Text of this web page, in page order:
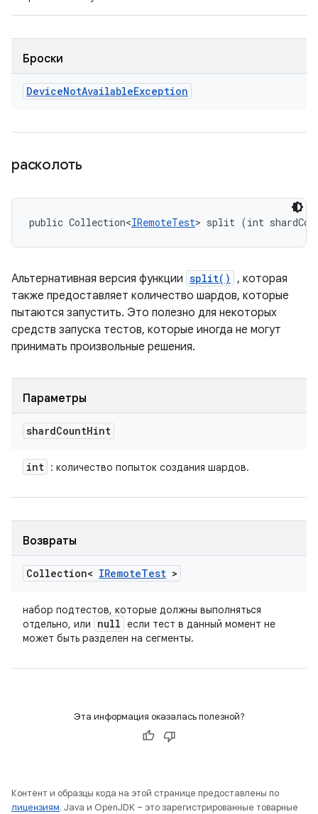
Броски
DeviceNotAvailableException
расколоть
public Collection<IRemoteTest> split (int
Альтернативная версия функции split() , которая
также предоставляет количество шардов, которые
пытаются запустить. Это полезно для некоторых
средств запуска тестов, которые иногда не могут
принимать произвольные решения.
Параметры
shardCountHint
int : количество попыток создания шардов.
Возвраты
Collection< IRemoteTest >
набор подтестов, которые должны выполняться
отдельно, или
null если тест в данный момент не
может быть разделен на сегменты.
Эта информация оказалась полезной?
Контент и образцы кода на этой странице предоставлены по
лицензиям. Java и OpenJDK – это зарегистрированные товарные